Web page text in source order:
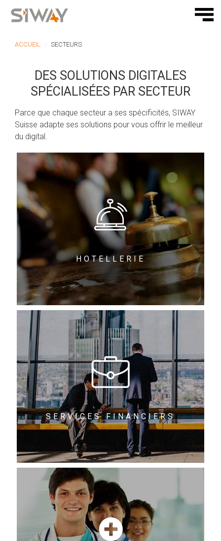
ACCUEIL SECTEURS
DES SOLUTIONS DIGITALES
SPÉCIALISÉES PAR SECTEUR
Parce que chaque secteur a ses spécificités, SIWAY
Suisse adapte ses solutions pour vous offrir le meilleur
du digital.
HOTELLERIE
SERVICES FINANCIERS